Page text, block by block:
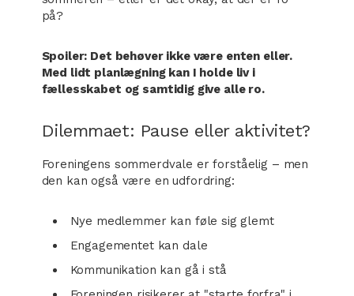
på?
Spoiler: Det behøver ikke være enten eller.
Med lidt planlægning kan I holde liv i
fællesskabet og samtidig give alle ro.
Dilemmaet: Pause eller aktivitet?
Foreningens sommerdvale er forståelig – men
den kan også være en udfordring:
Nye medlemmer kan føle sig glemt
Engagementet kan dale
Kommunikation kan gå i stå